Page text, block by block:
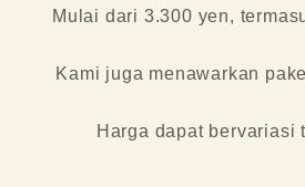
Mulai dari 3.300 yen,
Kami juga menawarkan
Harga dapat bervariasi